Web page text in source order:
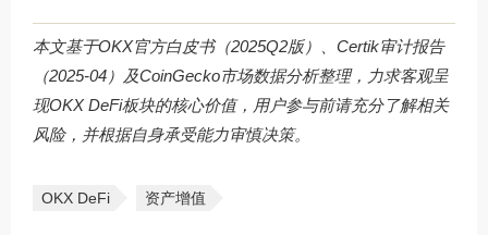
本文基于OKX官方白皮书（2025Q2版）、Certik审计报告
（2025-04）及CoinGecko市场数据分析整理，力求客观呈
现OKX DeFi板块的核心价值，用户参与前请充分了解相关
风险，并根据自身承受能力审慎决策。
OKX DeFi 资产增值